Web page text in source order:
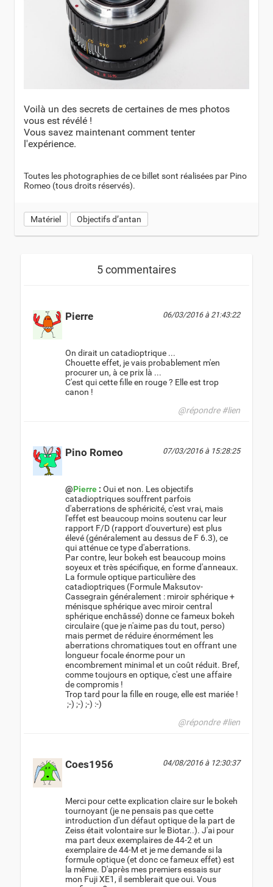
Voilà un des secrets de certaines de mes photos
vous est révélé !
Vous savez maintenant comment tenter
l'expérience.
Toutes les photographies de ce billet sont réalisées par Pino
Romeo (tous droits réservés).
Matériel Objectifs d’antan
5 commentaires
Pierre 06/03/2016 à 21:43:22
On dirait un catadioptrique ...
Chouette effet, je vais probablement m'en
procurer un, à ce prix là ...
C'est qui cette fille en rouge ? Elle est trop
canon !
@répondre #lien
Pino Romeo 07/03/2016 à 15:28:25
@Pierre : Oui et non. Les objectifs
catadioptriques souffrent parfois
d'aberrations de sphéricité, c'est vrai, mais
l'effet est beaucoup moins soutenu car leur
rapport F/D (rapport d'ouverture) est plus
élevé (généralement au dessus de F 6.3), ce
qui atténue ce type d'aberrations.
Par contre, leur bokeh est beaucoup moins
soyeux et très spécifique, en forme d'anneaux.
La formule optique particulière des
catadioptriques (Formule Maksutov-
Cassegrain généralement : miroir sphérique +
ménisque sphérique avec miroir central
sphérique enchâssé) donne ce fameux bokeh
circulaire (que je n'aime pas du tout, perso)
mais permet de réduire énormément les
aberrations chromatiques tout en offrant une
longueur focale énorme pour un
encombrement minimal et un coût réduit. Bref,
comme toujours en optique, c'est une affaire
de compromis !
Trop tard pour la fille en rouge, elle est mariée !
;-) ;-) ;-) :-)
@répondre #lien
Coes1956 04/08/2016 à 12:30:37
Merci pour cette explication claire sur le bokeh
tournoyant (je ne pensais pas que cette
introduction d'un défaut optique de la part de
Zeiss était volontaire sur le Biotar..). J'ai pour
ma part deux exemplaires de 44-2 et un
exemplaire de 44-M et je me demande si la
formule optique (et donc ce fameux effet) est
la même. D'après mes premiers essais sur
mon Fuji XE1, il semblerait que oui. Vous